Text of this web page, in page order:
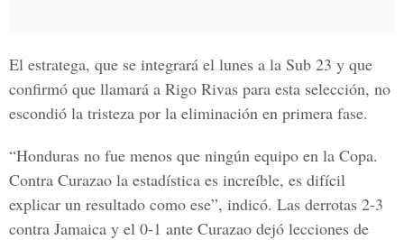
El estratega, que se integrará el lunes a la Sub 23 y que
confirmó que llamará a Rigo Rivas para esta selección, no
escondió la tristeza por la eliminación en primera fase.
“Honduras no fue menos que ningún equipo en la Copa.
Contra Curazao la estadística es increíble, es difícil
explicar un resultado como ese”, indicó. Las derrotas 2-3
contra Jamaica y el 0-1 ante Curazao dejó lecciones de